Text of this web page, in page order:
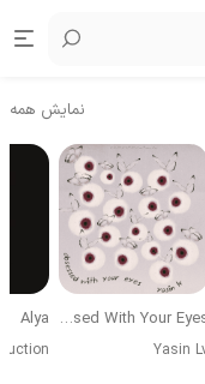
نمایش همه
Obsessed With Your Eyes
Yasin
Alya